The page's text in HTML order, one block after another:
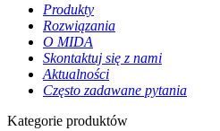
Produkty
Rozwiązania
O MIDA
Skontaktuj się z nami
Aktualności
Często zadawane pytania
Kategorie produktów